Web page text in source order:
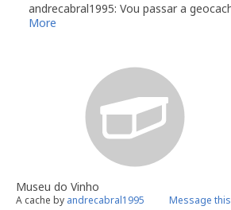
andrecabral1995: Vou passar a
More
Museu do Vinho
A cache by andrecabral1995 Message